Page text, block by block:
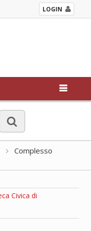
LOGIN
Complesso
Civica di